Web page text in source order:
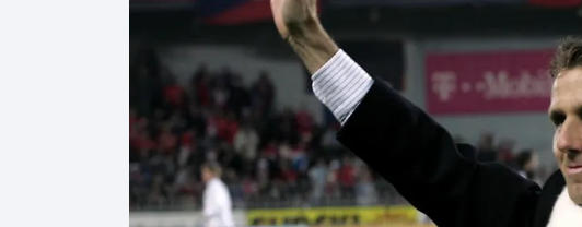
Curling
Dostihy
Florbal
Futsal
Golf